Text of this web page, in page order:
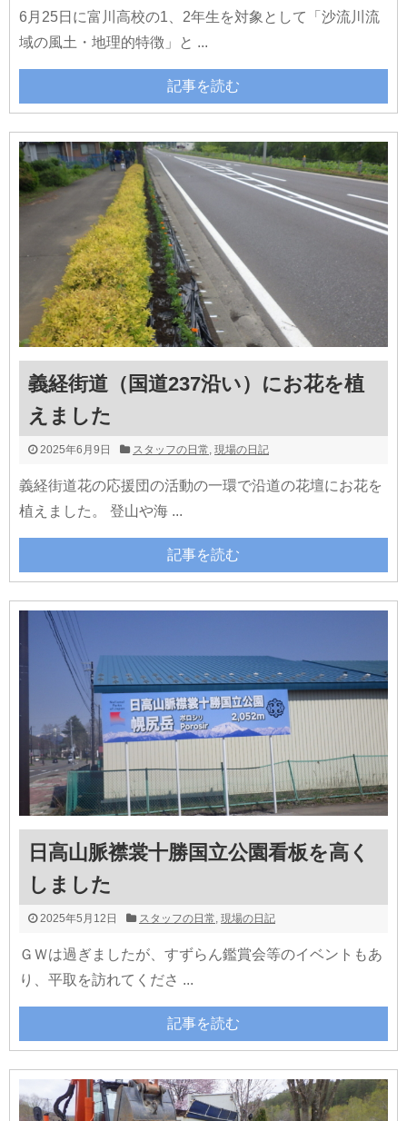
6月25日に富川高校の1、2年生を対象として「沙流川流
域の風土・地理的特徴」と ...
記事を読む
義経街道（国道237沿い）にお花を植
えました
2025年6月9日 スタッフの日常 現場の日記
義経街道花の応援団の活動の一環で沿道の花壇にお花を
植えました。 登山や海 ...
記事を読む
日高山脈襟裳十勝国立公園看板を高く
しました
2025年5月12日 スタッフの日常, 現場の日記
ＧＷは過ぎましたが、すずらん鑑賞会等のイベントもあ
り、平取を訪れてくださ ...
記事を読む